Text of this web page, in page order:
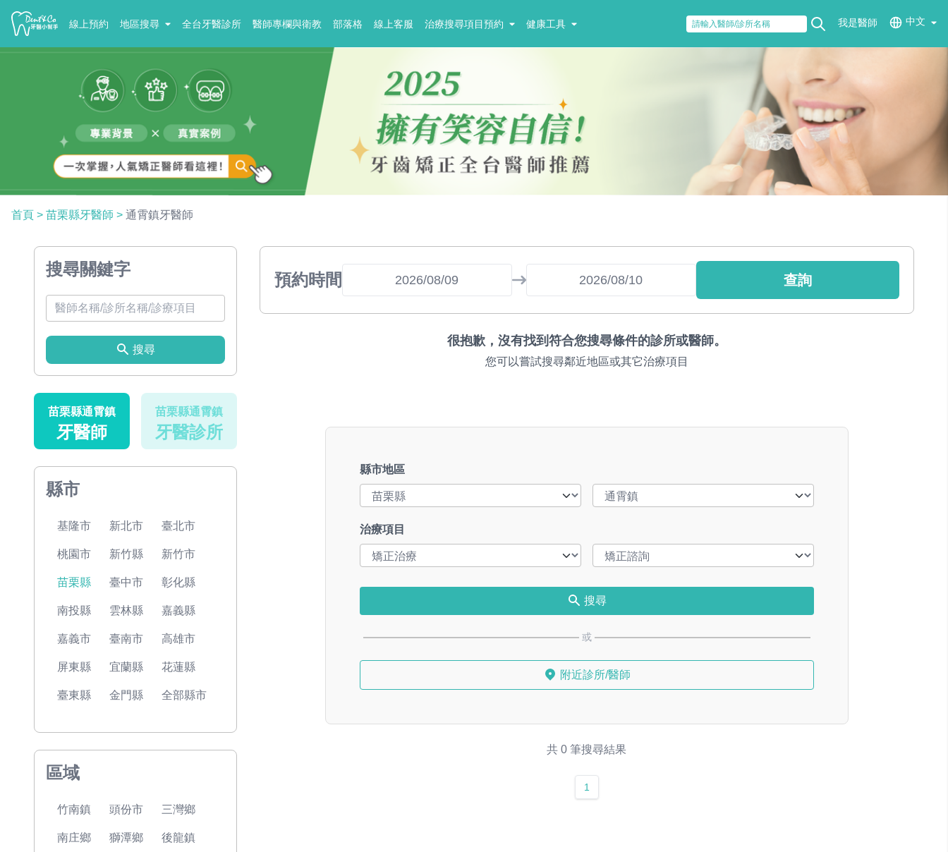
線上預約 地區搜尋 全台牙醫診所 醫師專欄與衛教 部落格 線上客服 治療搜尋項目預約 健康工具 我是醫師 中文
首頁 > 苗栗縣牙醫師 > 通霄鎮牙醫師
搜尋關鍵字
搜尋
苗栗縣通霄鎮
牙醫師
苗栗縣通霄鎮
牙醫診所
縣市
基隆市 新北市 臺北市
桃園市 新竹縣 新竹市
苗栗縣 臺中市 彰化縣
南投縣 雲林縣 嘉義縣
嘉義市 臺南市 高雄市
屏東縣 宜蘭縣 花蓮縣
臺東縣 金門縣 全部縣市
區域
竹南鎮 頭份市 三灣鄉
南庄鄉 獅潭鄉 後龍鎮
預約時間 查詢
很抱歉，沒有找到符合您搜尋條件的診所或醫師。
您可以嘗試搜尋鄰近地區或其它治療項目
縣市地區
治療項目
搜尋
或
附近診所/醫師
共 0 筆搜尋結果
1